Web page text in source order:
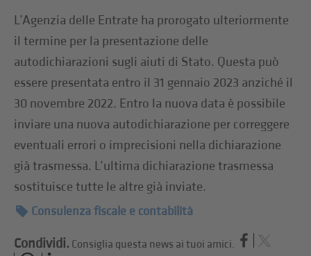
L’Agenzia delle Entrate ha prorogato ulteriormente
il termine per la presentazione delle
autodichiarazioni sugli aiuti di Stato. Questa può
essere presentata entro il 31 gennaio 2023 anziché il
30 novembre 2022. Entro la nuova data è possibile
inviare una nuova autodichiarazione per correggere
eventuali errori o imprecisioni nella dichiarazione
già trasmessa. L’ultima dichiarazione trasmessa
sostituisce tutte le altre già inviate.
Consulenza fiscale e contabilità
Condividi. Consiglia questa news ai tuoi amici.